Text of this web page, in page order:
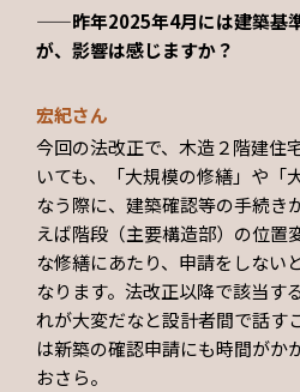
——昨年2025年4月には建築基
が、影響は感じますか？
宏紀さん
今回の法改正で、木造２階建住
いても、「大規模の修繕」や「
なう際に、建築確認等の手続き
えば階段（主要構造部）の位置
な修繕にあたり、申請をしない
なります。法改正以降で該当す
れが大変だなと設計者間で話す
は新築の確認申請にも時間がか
おさら。